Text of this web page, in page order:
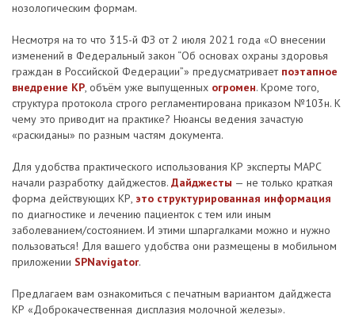
нозологическим формам.
Несмотря на то что 315-й ФЗ от 2 июля 2021 года «О внесении
изменений в Федеральный закон “Об основах охраны здоровья
граждан в Российской Федерации”» предусматривает поэтапное
внедрение КР, объём уже выпущенных огромен. Кроме того,
структура протокола строго регламентирована приказом №103н. К
чему это приводит на практике? Нюансы ведения зачастую
«раскиданы» по разным частям документа.
Для удобства практического использования КР эксперты МАРС
начали разработку дайджестов. Дайджесты — не только краткая
форма действующих КР, это структурированная информация
по диагностике и лечению пациенток с тем или иным
заболеванием/состоянием. И этими шпаргалками можно и нужно
пользоваться! Для вашего удобства они размещены в мобильном
приложении SPNavigator.
Предлагаем вам ознакомиться с печатным вариантом дайджеста
КР «Доброкачественная дисплазия молочной железы».